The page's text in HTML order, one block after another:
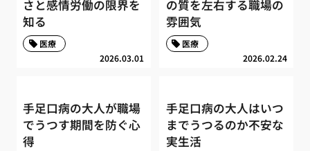
さと感情労働の限界を
知る
2026.03.01
医療
の質を左右する職場の
雰囲気
2026.02.24
医療
手足口病の大人が職場
でうつす期間を防ぐ心
得
手足口病の大人はいつ
までうつるのか不安な
実生活